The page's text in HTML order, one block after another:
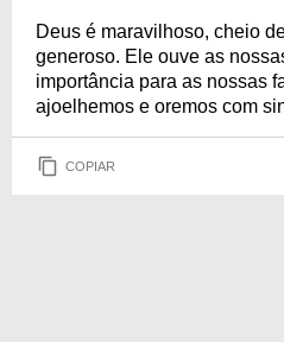
Deus é maravilhoso, cheio
generoso. Ele ouve as
importância para as nossas
ajoelhemos e oremos com
COPIAR